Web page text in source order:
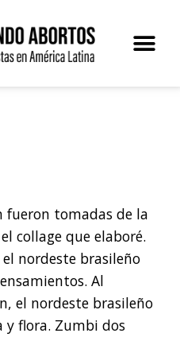
fueron tomadas de la
collage que elaboré.
nordeste brasileño
Al
el nordeste brasileño
y flora. Zumbi dos